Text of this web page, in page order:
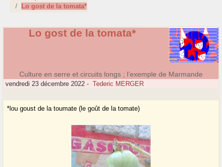
Lo gost de la tomata*
Lo gost de la tomata*
Culture en serre et circuits longs ; l’exemple de Marmande
vendredi 23 décembre 2022 - Tederic MERGER
*lou goust de la toumate (le goût de la tomate)